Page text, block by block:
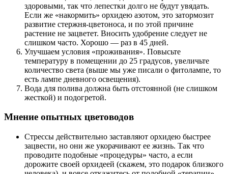
здоровыми, так что лепестки долго не будут увядать.
Если же «накормить» орхидею азотом, это затормозит
развитие стержня-цветоноса, и по этой причине
растение не зацветет. Вносить удобрение следует не
слишком часто. Хорошо — раз в 45 дней.
Улучшаем условия «проживания». Повысьте
температуру в помещении до 25 градусов, увеличьте
количество света (выше мы уже писали о фитолампе, то
есть лампе дневного освещения).
Вода для полива должна быть отстоянной (не слишком
жесткой) и подогретой.
Мнение опытных цветоводов
Стрессы действительно заставляют орхидею быстрее
зацвести, но они же укорачивают ее жизнь. Так что
проводите подобные «процедуры» часто, а если
дорожите своей орхидеей (скажем, это подарок близкого